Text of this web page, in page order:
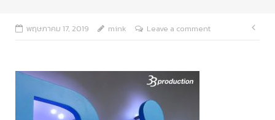
พฤษภาคม 17, 2019 mink Leave a comment
แน